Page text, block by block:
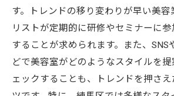
す。トレンドの移り変わりが早い美容
リストが定期的に研修やセミナーに
することが求められます。また、SNS
どで美容室がどのようなスタイルを
ェックすることも、トレンドを押さ